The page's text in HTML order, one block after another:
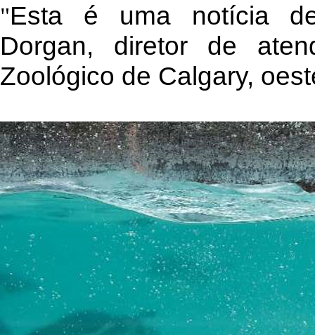
"Esta é uma notícia
Dorgan, diretor de
Zoológico de Calgary,